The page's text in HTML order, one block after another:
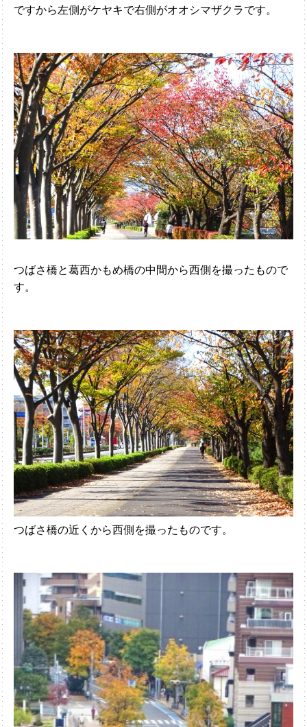
ですから左側がケヤキで右側がオオシマザクラです。
つばさ橋と葛西かもめ橋の中間から西側を撮ったもので
す。
つばさ橋の近くから西側を撮ったものです。